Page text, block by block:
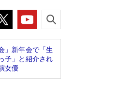
」新年会で「生
子」と紹介され
女優